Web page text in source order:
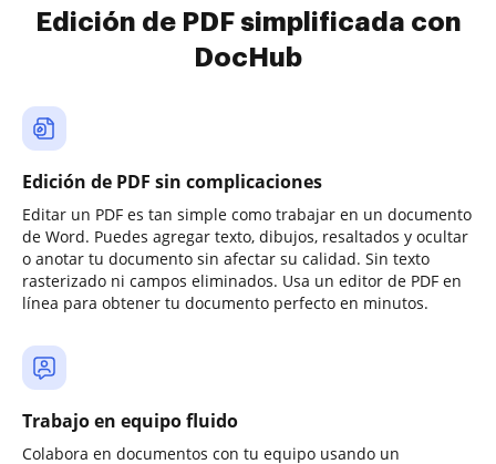
Edición de PDF simplificada con
DocHub
Edición de PDF sin complicaciones
Editar un PDF es tan simple como trabajar en un documento
de Word. Puedes agregar texto, dibujos, resaltados y ocultar
o anotar tu documento sin afectar su calidad. Sin texto
rasterizado ni campos eliminados. Usa un editor de PDF en
línea para obtener tu documento perfecto en minutos.
Trabajo en equipo fluido
Colabora en documentos con tu equipo usando un